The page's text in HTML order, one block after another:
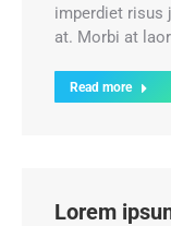
imperdiet risus
at. Morbi at
Read more
Lorem